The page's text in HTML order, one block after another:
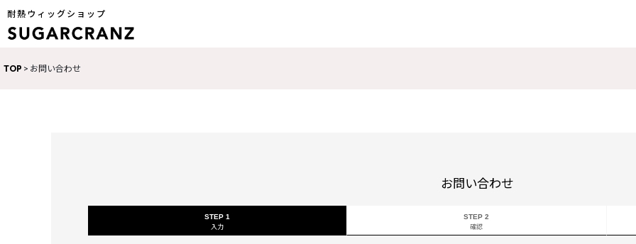
耐熱ウィッグショップ
TOP > お問い合わせ
お問い合わせ
STEP 1
入力
STEP 2
確認